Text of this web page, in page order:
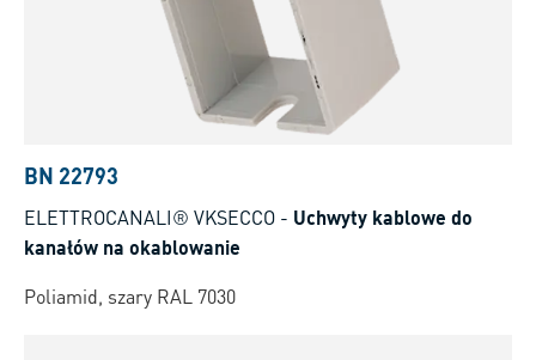
BN 22793
ELETTROCANALI® VKSECCO - Uchwyty kablowe do
kanałów na okablowanie
Poliamid, szary RAL 7030